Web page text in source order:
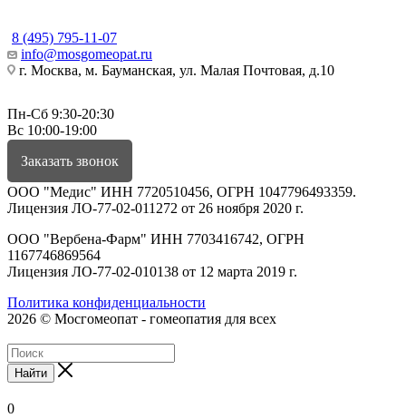
8 (495) 795-11-07
info@mosgomeopat.ru
г. Москва, м. Бауманская, ул. Малая Почтовая, д.10
Пн-Сб 9:30-20:30
Вс 10:00-19:00
Заказать звонок
ООО "Медис" ИНН 7720510456, ОГРН 1047796493359.
Лицензия ЛО-77-02-011272 от 26 ноября 2020 г.
ООО "Вербена-Фарм" ИНН 7703416742, ОГРН
1167746869564
Лицензия ЛО-77-02-010138 от 12 марта 2019 г.
Политика конфиденциальности
2026 © Мосгомеопат - гомеопатия для всех
Найти
0